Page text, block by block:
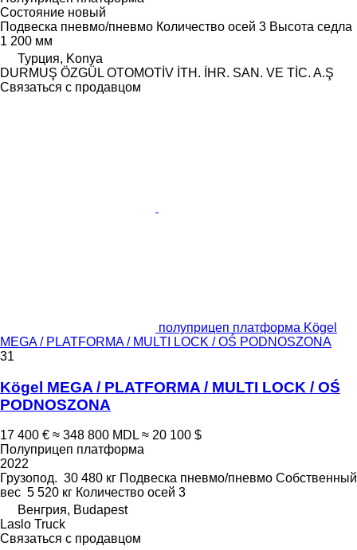
Состояние новый
Подвеска пневмо/пневмо Количество осей 3 Высота седла
1 200 мм
Турция, Konya
DURMUŞ ÖZGÜL OTOMOTİV İTH. İHR. SAN. VE TİC. A.Ş
Связаться с продавцом
полуприцеп платформа Kögel
MEGA / PLATFORMA / MULTI LOCK / OŚ PODNOSZONA
31
Kögel MEGA / PLATFORMA / MULTI LOCK / OŚ
PODNOSZONA
17 400 € ≈ 348 800 MDL ≈ 20 100 $
Полуприцеп платформа
2022
Грузопод. 30 480 кг Подвеска пневмо/пневмо Собственный
вес 5 520 кг Количество осей 3
Венгрия, Budapest
Laslo Truck
Связаться с продавцом